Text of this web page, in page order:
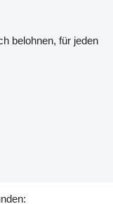
belohnen, für jeden